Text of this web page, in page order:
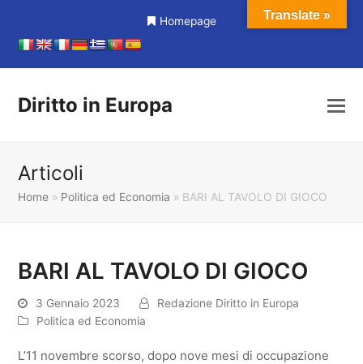
Homepage
Diritto in Europa
Articoli
Home » Politica ed Economia » BARI AL TAVOLO DI GIOCO
BARI AL TAVOLO DI GIOCO
3 Gennaio 2023
Redazione Diritto in Europa
Politica ed Economia
L’11 novembre scorso, dopo nove mesi di occupazione
Translate »